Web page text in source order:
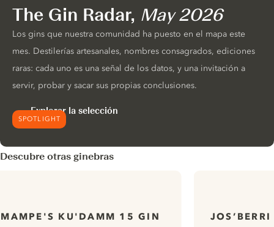
SPOTLIGHT
The Gin Radar, May 2026
Los gins que nuestra comunidad ha puesto en el mapa este
mes. Destilerías artesanales, nombres consagrados, ediciones
raras: cada uno es una señal de los datos, y una invitación a
servir, probar y sacar sus propias conclusiones.
Explorar la selección
Descubre otras ginebras
MAMPE'S KU'DAMM 15 GIN